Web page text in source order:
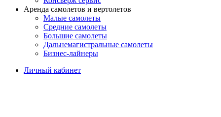
Аренда самолетов и вертолетов
Малые самолеты
Средние самолеты
Большие самолеты
Дальнемагистральные самолеты
Бизнес-лайнеры
Личный кабинет